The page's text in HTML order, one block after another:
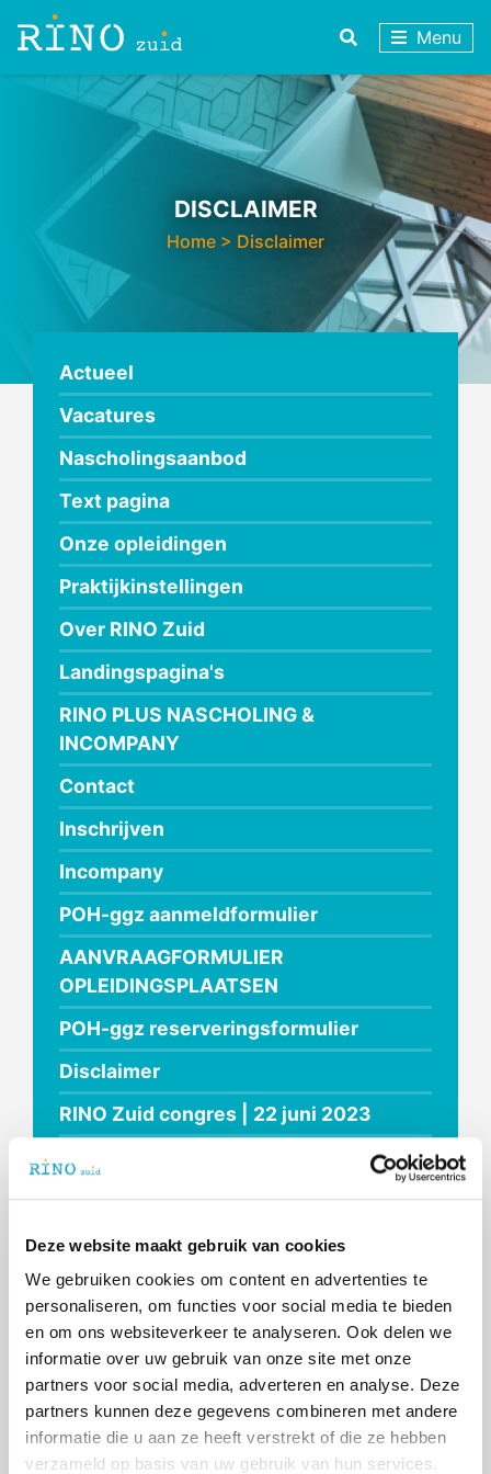
Deze website maakt gebruik van cookies
We gebruiken cookies om content en advertenties te
personaliseren, om functies voor social media te bieden
en om ons websiteverkeer te analyseren. Ook delen we
informatie over uw gebruik van onze site met onze
partners voor social media, adverteren en analyse. Deze
partners kunnen deze gegevens combineren met andere
informatie die u aan ze heeft verstrekt of die ze hebben
verzameld op basis van uw gebruik van hun services.
Menu
DISCLAIMER
Home > Disclaimer
Actueel
Vacatures
Nascholingsaanbod
Text pagina
Onze opleidingen
Praktijkinstellingen
Over RINO Zuid
Landingspagina's
RINO PLUS NASCHOLING &
INCOMPANY
Contact
Inschrijven
Incompany
POH-ggz aanmeldformulier
AANVRAAGFORMULIER
OPLEIDINGSPLAATSEN
POH-ggz reserveringsformulier
Disclaimer
RINO Zuid congres | 22 juni 2023
Webinar wetenschap in de praktijk
RINO Zuid congres | 23 juni 2022
Thema 2025: De kracht van de relatie
in trainen
RINO Caribbean
ABC-trainersdag 2026